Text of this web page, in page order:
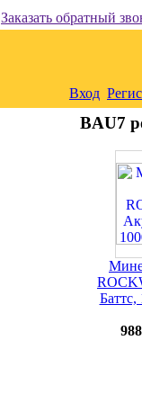
Заказать обратный
Вход
BAU7